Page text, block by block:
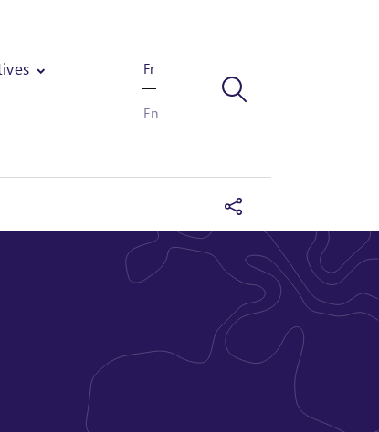
Fr
En
du programme agricole Lindt au Ghana et en Côte